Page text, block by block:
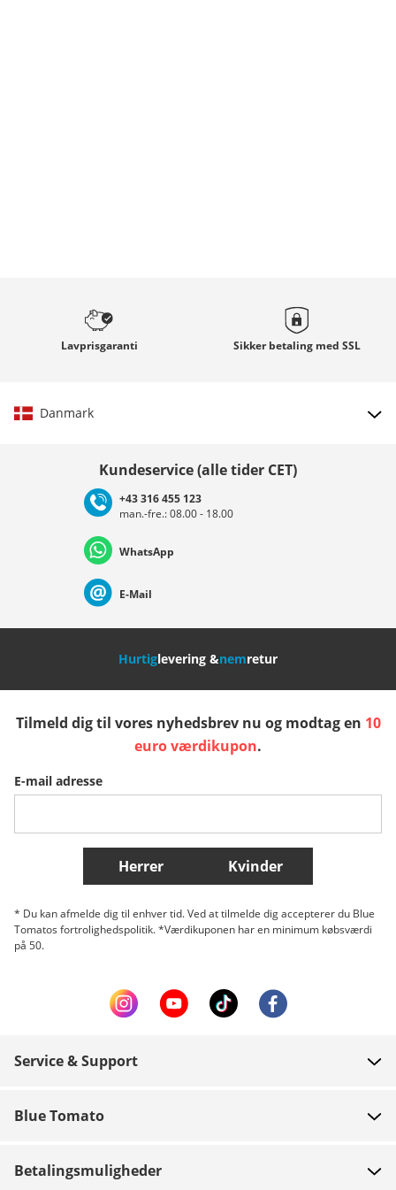
Lavprisgaranti Sikker betaling med SSL
Danmark
Deutschland Österreich
Nederland Italia (Italiano) Italien (Deutsch)
Slovenija
Belgique (Français) Danmark Norge
Flere lande
Kundeservice (alle tider CET)
+43 316 455 123
man.-fre.: 08.00 - 18.00
WhatsApp
E-Mail
Hurtiglevering &nemretur
Tilmeld dig til vores nyhedsbrev nu og modtag en 10
euro værdikupon.
E-mail adresse
Herrer Kvinder
* Du kan afmelde dig til enhver tid. Ved at tilmelde dig accepterer du Blue
Tomatos fortrolighedspolitik. *Værdikuponen har en minimum købsværdi
på 50.
Service & Support
Betaling
Blue Tomato
Betalingsmuligheder